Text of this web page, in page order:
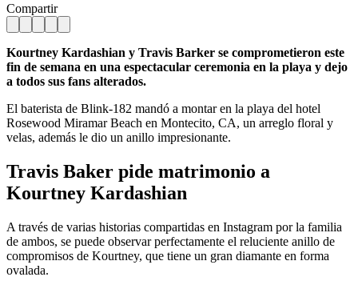
Compartir
Kourtney Kardashian y Travis Barker se comprometieron este
fin de semana en una espectacular ceremonia en la playa y dejo
a todos sus fans alterados.
El baterista de Blink-182 mandó a montar en la playa del hotel
Rosewood Miramar Beach en Montecito, CA, un arreglo floral y
velas, además le dio un anillo impresionante.
Travis Baker pide matrimonio a
Kourtney Kardashian
A través de varias historias compartidas en Instagram por la familia
de ambos, se puede observar perfectamente el reluciente anillo de
compromisos de Kourtney, que tiene un gran diamante en forma
ovalada.